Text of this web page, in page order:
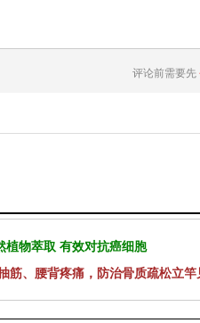
评论前需要先
植物萃取 有效对抗癌细胞
筋、腰背疼痛，防治骨质疏松立竿